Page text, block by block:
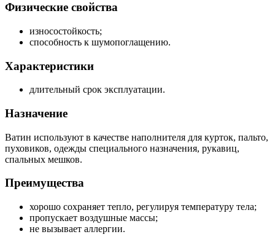
Физические свойства
износостойкость;
способность к шумопоглащению.
Характеристики
длительный срок эксплуатации.
Назначение
Ватин используют в качестве наполнителя для курток, пальто,
пуховиков, одежды специального назначения, рукавиц,
спальных мешков.
Преимущества
хорошо сохраняет тепло, регулируя температуру тела;
пропускает воздушные массы;
не вызывает аллергии.